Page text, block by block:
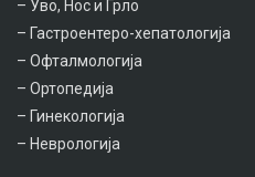
– Уво, Нос и Грло
– Гастроентеро-хепатологија
– Офталмологија
– Ортопедија
– Гинекологија
– Неврологија